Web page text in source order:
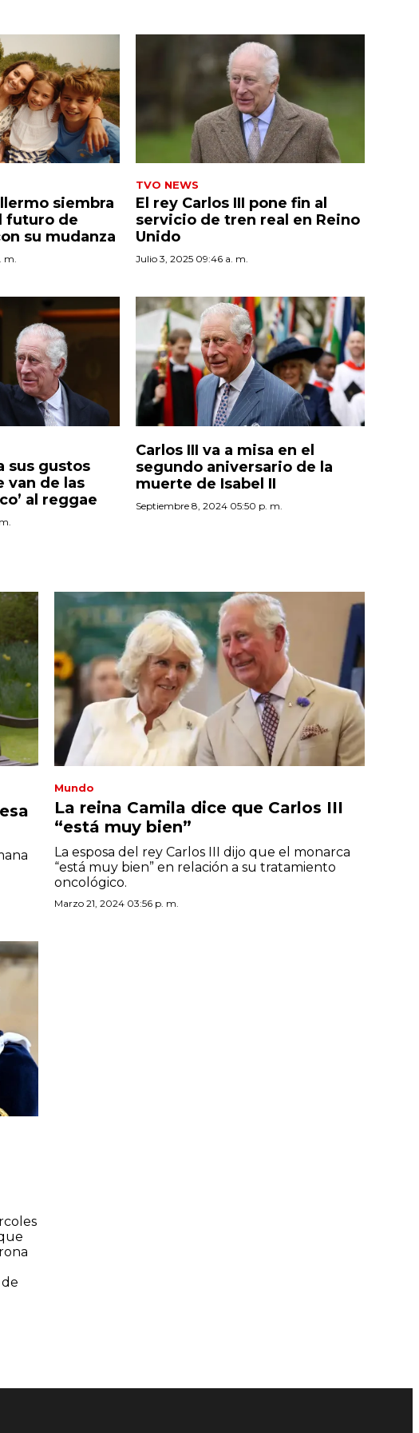
siembra
futuro de
su mudanza
m.
TVO NEWS
El rey Carlos III pone fin al
servicio de tren real en Reino
Unido
Julio 3, 2025 09:46 a. m.
sus gustos
van de las
al reggae
Carlos III va a misa en el
segundo aniversario de la
muerte de Isabel II
Septiembre 8, 2024 05:50 p. m.
Mundo
La reina Camila dice que Carlos III
“está muy bien”
La esposa del rey Carlos III dijo que el monarca
“está muy bien” en relación a su tratamiento
oncológico.
Marzo 21, 2024 03:56 p. m.